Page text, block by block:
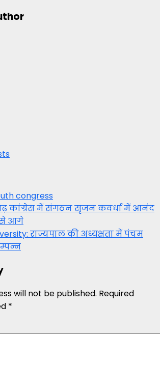
congress
कांग्रेस में संगठन सृजन कवर्धा में आनंद
आगे
राज्यपाल की अध्यक्षता में पंचम
will not be published. Required
*